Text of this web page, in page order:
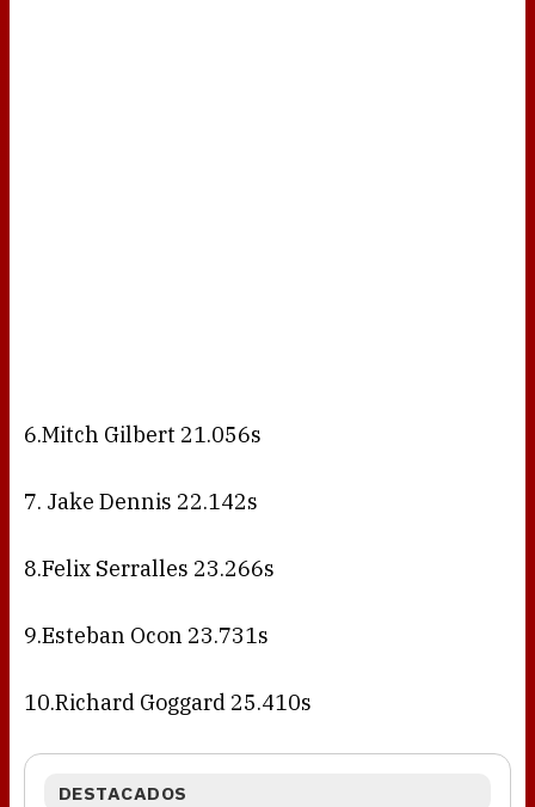
6.Mitch Gilbert 21.056s
7. Jake Dennis 22.142s
8.Felix Serralles 23.266s
9.Esteban Ocon 23.731s
10.Richard Goggard 25.410s
DESTACADOS